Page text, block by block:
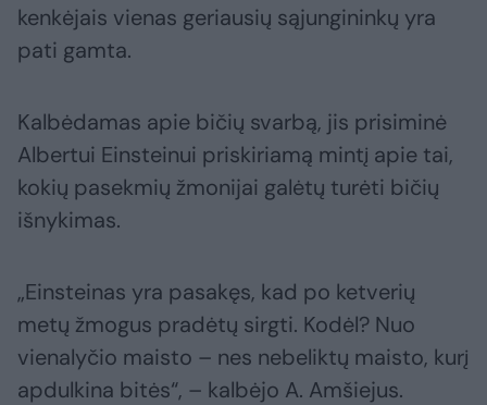
kenkėjais vienas geriausių sąjungininkų yra
pati gamta.
Kalbėdamas apie bičių svarbą, jis prisiminė
Albertui Einsteinui priskiriamą mintį apie tai,
kokių pasekmių žmonijai galėtų turėti bičių
išnykimas.
„Einsteinas yra pasakęs, kad po ketverių
metų žmogus pradėtų sirgti. Kodėl? Nuo
vienalyčio maisto – nes nebeliktų maisto, kurį
apdulkina bitės“, – kalbėjo A. Amšiejus.